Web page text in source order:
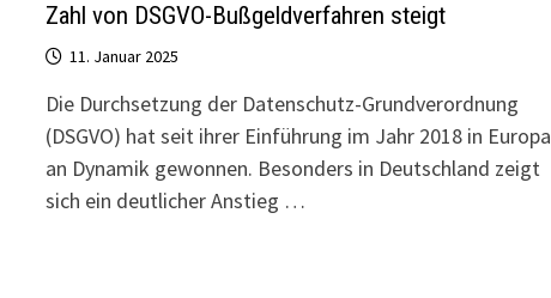
Zahl von DSGVO-Bußgeldverfahren steigt
11. Januar 2025
Die Durchsetzung der Datenschutz-Grundverordnung
(DSGVO) hat seit ihrer Einführung im Jahr 2018 in Europa
an Dynamik gewonnen. Besonders in Deutschland zeigt
sich ein deutlicher Anstieg …